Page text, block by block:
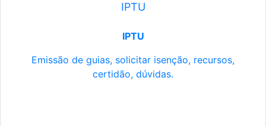
IPTU
IPTU
Emissão de guias, solicitar isenção, recursos,
certidão, dúvidas.